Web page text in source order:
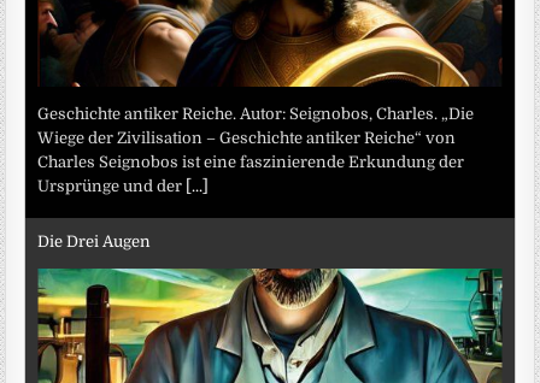
Geschichte antiker Reiche. Autor: Seignobos, Charles. „Die
Wiege der Zivilisation – Geschichte antiker Reiche“ von
Charles Seignobos ist eine faszinierende Erkundung der
Ursprünge und der [...]
Die Drei Augen